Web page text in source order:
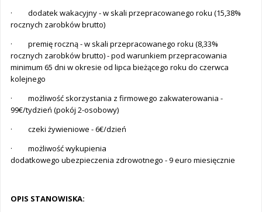
· dodatek wakacyjny - w skali przepracowanego roku (15,38%
rocznych zarobków brutto)
· premię roczną - w skali przepracowanego roku (8,33%
rocznych zarobków brutto) - pod warunkiem przepracowania
minimum 65 dni w okresie od lipca bieżącego roku do czerwca
kolejnego
· możliwość skorzystania z firmowego zakwaterowania -
99€/tydzień (pokój 2-osobowy)
· czeki żywieniowe - 6€/dzień
· możliwość wykupienia
dodatkowego ubezpieczenia zdrowotnego - 9 euro miesięcznie
OPIS STANOWISKA: